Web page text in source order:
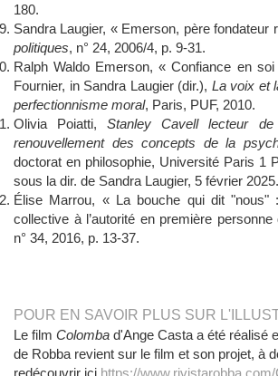
180.
Sandra Laugier, « Emerson, père fondateur
politiques, n° 24, 2006/4, p. 9-31.
Ralph Waldo Emerson, « Confiance en
Fournier, in Sandra Laugier (dir.), La voix et
perfectionnisme moral, Paris, PUF, 2010.
Olivia Poiatti,Stanley Cavell lecteur
renouvellement des concepts de la
doctorat en philosophie, Université Paris 1
sous la dir. de Sandra Laugier, 5 février 2025.
Élise Marrou, « La bouche qui dit "nous" :
collective à l’autorité en première personne
n° 34, 2016, p. 13-37.
POUR EN SAVOIR PLUS SUR
Le film Colomba d'Ange Casta a été réalisé
de Robba revient sur le film et son projet, à
redécouvrir ici https://